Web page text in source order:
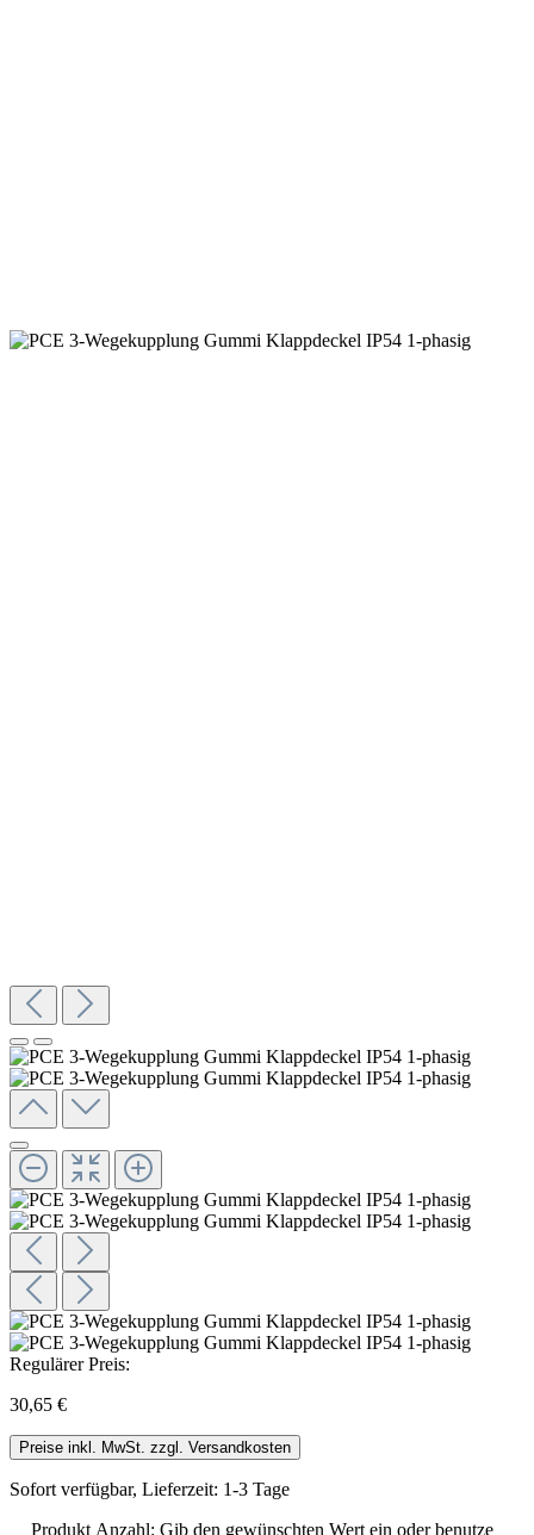
Regulärer Preis:
30,65 €
Preise inkl. MwSt. zzgl. Versandkosten
Sofort verfügbar, Lieferzeit: 1-3 Tage
Produkt Anzahl: Gib den gewünschten Wert ein oder benutze